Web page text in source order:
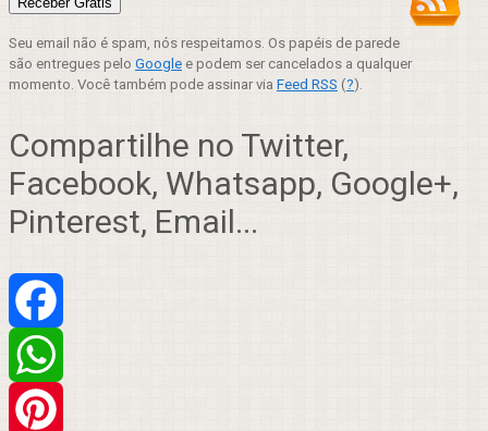
Seu email não é spam, nós respeitamos. Os papéis de parede
são entregues pelo Google e podem ser cancelados a qualquer
momento. Você também pode assinar via Feed RSS (?).
Compartilhe no Twitter,
Facebook, Whatsapp, Google+,
Pinterest, Email...
Facebook
WhatsApp